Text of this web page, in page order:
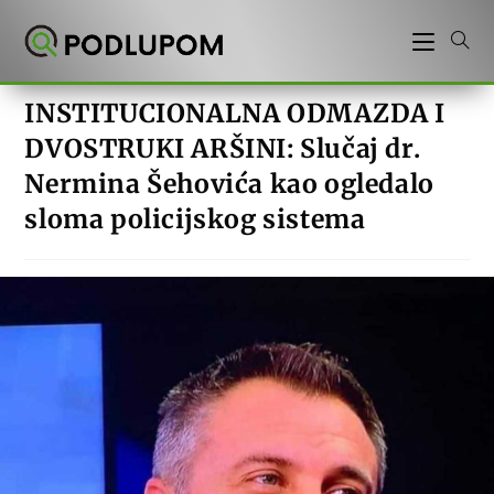
INSTITUCIONALNA ODMAZDA I
DVOSTRUKI ARŠINI: Slučaj dr.
Nermina Šehovića kao ogledalo
sloma policijskog sistema